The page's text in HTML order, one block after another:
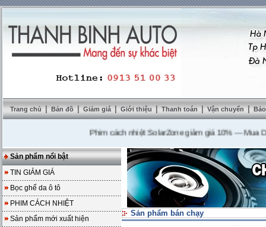
Trang chủ | Bản đồ | Giảm giá | Giới thiệu | Thanh toán | Vận chuyển |
Phim cách nhiệt SolarZone giảm giá 10%---Mua DVD
Sản phẩm nổi bật
TIN GIẢM GIÁ
Bọc ghế da ô tô
PHIM CÁCH NHIỆT
Sản phẩm mới xuất hiện
Sản phẩm bán chạy